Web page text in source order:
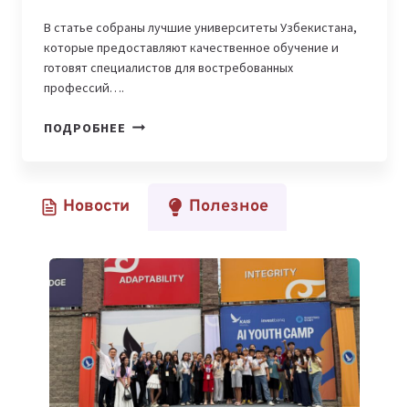
В статье собраны лучшие университеты Узбекистана,
которые предоставляют качественное обучение и
готовят специалистов для востребованных
профессий….
ПОДРОБНЕЕ 7
УЗБЕКИСТАНА
Новости Полезное